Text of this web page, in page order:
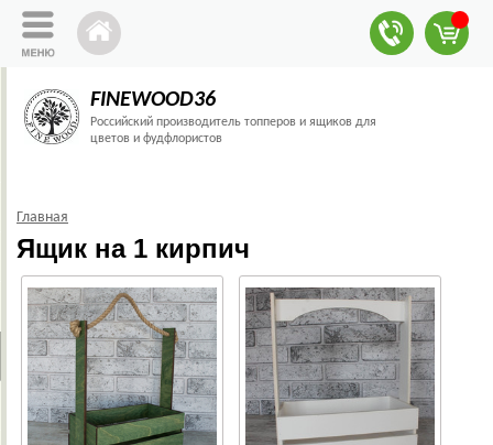
FINEWOOD36
Российский производитель топперов и ящиков для
цветов и фудфлористов
Главная
Ящик на 1 кирпич